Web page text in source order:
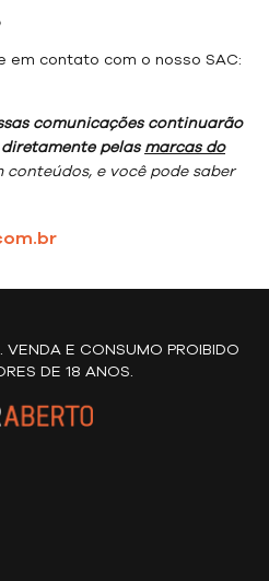
em contato com o nosso SAC:
comunicações continuarão
pelas marcas do
conteúdos, e você pode saber
E CONSUMO PROIBIDO
DE 18 ANOS.